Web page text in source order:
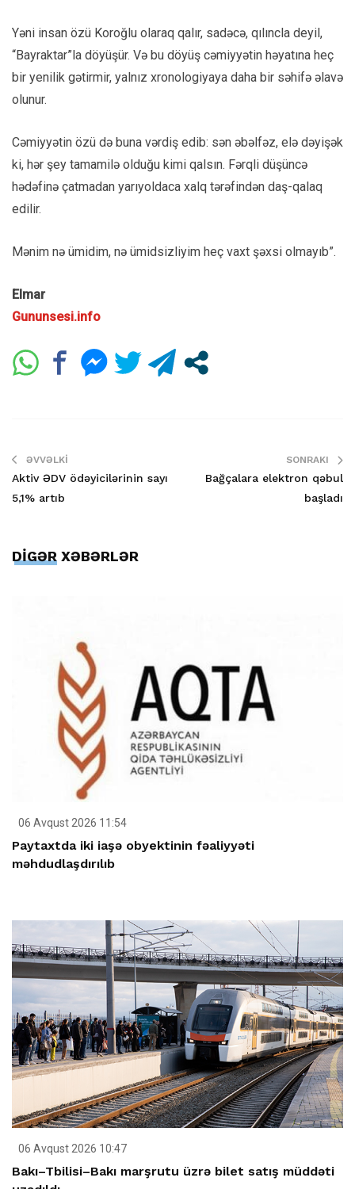
Yəni insan özü Koroğlu olaraq qalır, sadəcə, qılıncla deyil,
“Bayraktar”la döyüşür. Və bu döyüş cəmiyyətin həyatına heç
bir yenilik gətirmir, yalnız xronologiyaya daha bir səhifə əlavə
olunur.
Cəmiyyətin özü də buna vərdiş edib: sən əbəlfəz, elə dəyişək
ki, hər şey tamamilə olduğu kimi qalsın. Fərqli düşüncə
hədəfinə çatmadan yarıyoldaca xalq tərəfindən daş-qalaq
edilir.
Mənim nə ümidim, nə ümidsizliyim heç vaxt şəxsi olmayıb”.
Elmar
Gununsesi.info
ƏVVƏLKI
Aktiv ƏDV ödəyicilərinin sayı
5,1% artıb
SONRAKI
Bağçalara elektron qəbul
başladı
DİGƏR XƏBƏRLƏR
06 Avqust 2026 11:54
Paytaxtda iki iaşə obyektinin fəaliyyəti
məhdudlaşdırılıb
06 Avqust 2026 10:47
Bakı–Tbilisi–Bakı marşrutu üzrə bilet satış müddəti